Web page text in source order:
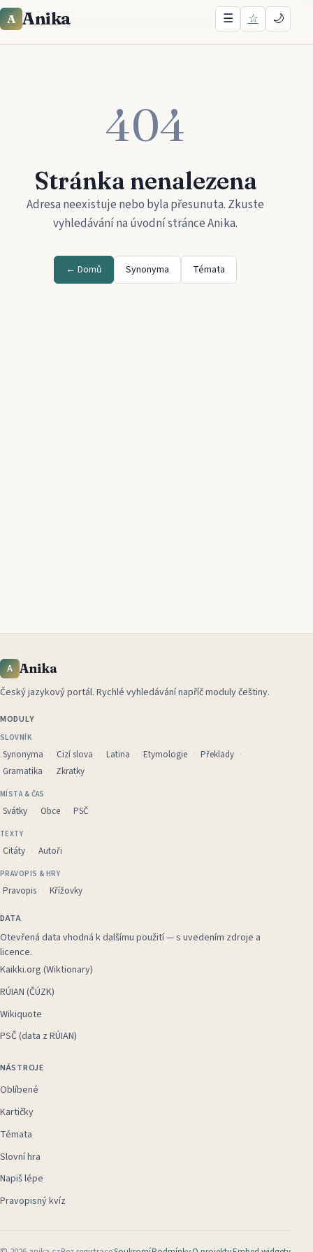
A Anika ☰ ☆ 🌙
404
Stránka nenalezena
Adresa neexistuje nebo byla přesunuta. Zkuste
vyhledávání na úvodní stránceAnika.
← Domů Synonyma Témata
A Anika
Český jazykový portál. Rychlé vyhledávání napříč moduly češtiny.
MODULY
SLOVNÍK
Synonyma Cizí slova Latina Etymologie
Překlady
Gramatika
Zkratky
MÍSTA & ČAS
Svátky Obce PSČ
TEXTY
Citáty Autoři
PRAVOPIS & HRY
Pravopis Křížovky
DATA
Otevřená data vhodná k dalšímu použití — s uvedením zdroje a
licence.
Kaikki.org (Wiktionary)
RÚIAN (ČÚZK)
Wikiquote
PSČ (data z RÚIAN)
NÁSTROJE
Oblíbené
Kartičky
Témata
Slovní hra
Napiš lépe
Pravopisný kvíz